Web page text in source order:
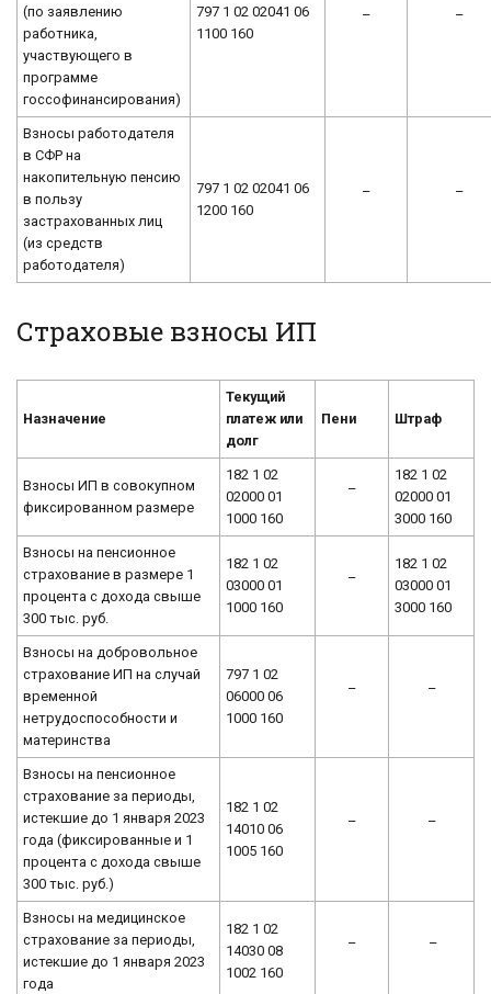
(по заявлению
работника,
участвующего в
программе
госсофинансирования)
797 1 02 02041 06
1100 160
– –
Взносы работодателя
в СФР на
накопительную пенсию
в пользу
застрахованных лиц
(из средств
работодателя)
797 1 02 02041 06
1200 160
– –
Страховые взносы ИП
Назначение
Текущий
платеж или
долг
Пени Штраф
Взносы ИП в совокупном
фиксированном размере
182 1 02
02000 01
1000 160
–
182 1 02
02000 01
3000 160
Взносы на пенсионное
страхование в размере 1
процента с дохода свыше
300 тыс. руб.
182 1 02
03000 01
1000 160
–
182 1 02
03000 01
3000 160
Взносы на добровольное
страхование ИП на случай
временной
нетрудоспособности и
материнства
797 1 02
06000 06
1000 160
– –
Взносы на пенсионное
страхование за периоды,
истекшие до 1 января 2023
года (фиксированные и 1
процента с дохода свыше
300 тыс. руб.)
182 1 02
14010 06
1005 160
– –
Взносы на медицинское
страхование за периоды,
истекшие до 1 января 2023
года
182 1 02
14030 08
1002 160
– –